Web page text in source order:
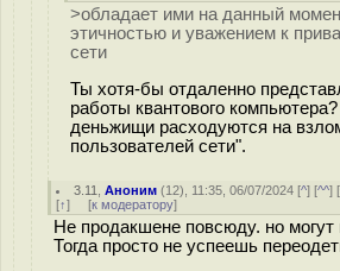
>обладает ими на данный
этичностью и уважением к
сети
Ты хотя-бы отдаленно
работы квантового
деньжищи расходуются на
пользователей сети".
3.11 ,Аноним (12), 11:35, 06/07/2024 [^] [^^] [
[↑] [к модератору]
Не продакшене повсюду. но могут
Тогда просто не успеешь